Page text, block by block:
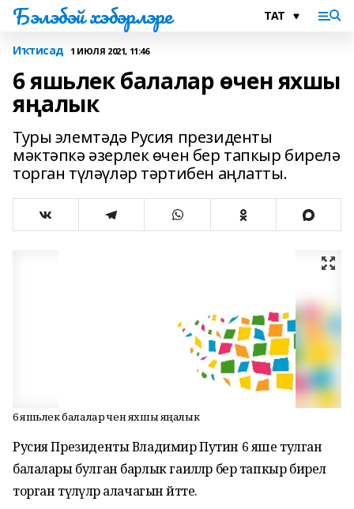
Бэлэбэй хэбэрлэре
Иҡтисад 1 ИЮЛЯ 2021, 11:46
6 яшьлек балалар өчен яхшы
яңалык
Туры элемтәдә Русия президенты
мәктәпкә әзерлек өчен бер тапкыр бирелә
торган түләүләр тәртибен аңлатты.
6 яшьлек балалар өчен яхшы яңалык
Русия Президенты Владимир Путин 6 яше тулган
балалары булган барлык гаиләләр бер тапкыр бирелә
торган түләүләр алачагын әйтте.